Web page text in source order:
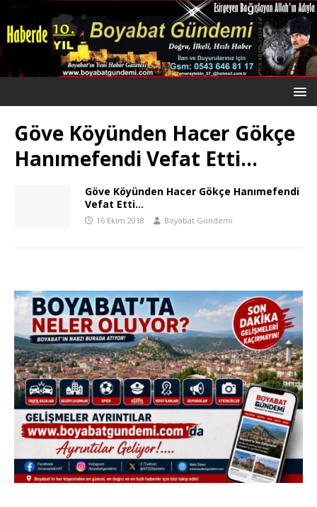
Göve Köyünden Hacer Gökçe
Hanımefendi Vefat Etti…
Göve Köyünden Hacer Gökçe Hanımefendi
Vefat Etti…
16 Ekim 2018 Boyabat Gündemi